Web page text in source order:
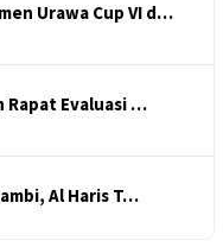
Urawa Cup VI d…
Rapat Evaluasi …
Al Haris T…